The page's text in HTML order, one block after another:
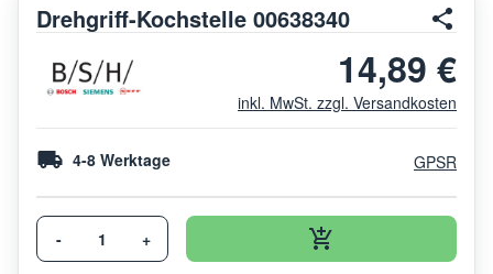
Drehgriff-Kochstelle 00638340
14,89 €
inkl. MwSt. zzgl. Versandkosten
4-8 Werktage GPSR
- +